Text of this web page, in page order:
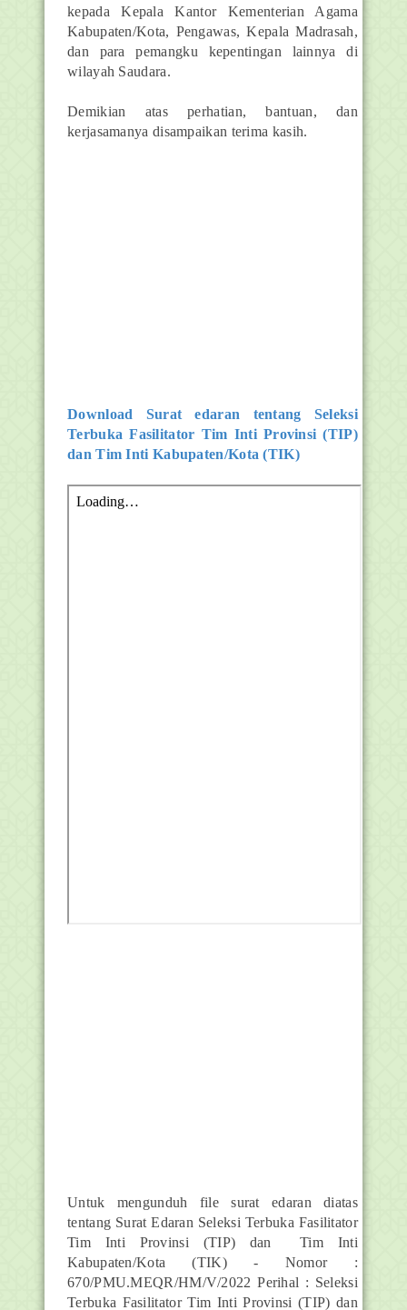
kepada Kepala Kantor Kementerian Agama
Kabupaten/Kota, Pengawas, Kepala Madrasah,
dan para pemangku kepentingan lainnya di
wilayah Saudara.
Demikian atas perhatian, bantuan, dan
kerjasamanya disampaikan terima kasih.
Download Surat edaran tentang Seleksi
Terbuka Fasilitator Tim Inti Provinsi (TIP)
dan Tim Inti Kabupaten/Kota (TIK)
Untuk mengunduh file surat edaran diatas
tentang Surat Edaran Seleksi Terbuka Fasilitator
Tim Inti Provinsi (TIP) dan Tim Inti
Kabupaten/Kota (TIK) - Nomor :
670/PMU.MEQR/HM/V/2022 Perihal : Seleksi
Terbuka Fasilitator Tim Inti Provinsi (TIP) dan